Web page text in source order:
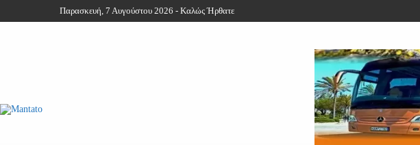
Παρασκευή, 7 Αυγούστου 2026 - Καλώς Ήρθατε